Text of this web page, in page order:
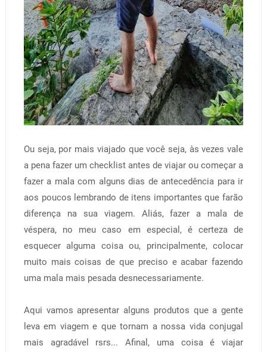
Ou seja, por mais viajado que você seja, às vezes vale
a pena fazer um checklist antes de viajar ou começar a
fazer a mala com alguns dias de antecedência para ir
aos poucos lembrando de itens importantes que farão
diferença na sua viagem. Aliás, fazer a mala de
véspera, no meu caso em especial, é certeza de
esquecer alguma coisa ou, principalmente, colocar
muito mais coisas de que preciso e acabar fazendo
uma mala mais pesada desnecessariamente.
Aqui vamos apresentar alguns produtos que a gente
leva em viagem e que tornam a nossa vida conjugal
mais agradável rsrs... Afinal, uma coisa é viajar